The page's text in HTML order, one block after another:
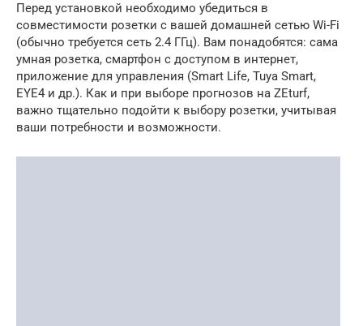
Перед установкой необходимо убедиться в
совместимости розетки с вашей домашней сетью Wi-Fi
(обычно требуется сеть 2.4 ГГц). Вам понадобятся: сама
умная розетка, смартфон с доступом в интернет,
приложение для управления (Smart Life, Tuya Smart,
EYE4 и др.). Как и при выборе прогнозов на ZEturf,
важно тщательно подойти к выбору розетки, учитывая
ваши потребности и возможности.